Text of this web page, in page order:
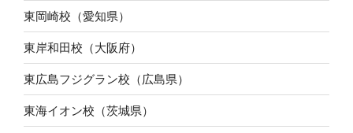
東岡崎校（愛知県）
東岸和田校（大阪府）
東広島フジグラン校（広島県）
東海イオン校（茨城県）